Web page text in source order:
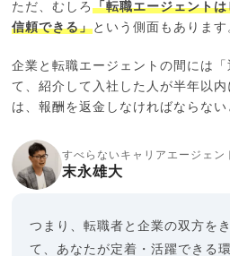
ただ、むしろ「転職エージェント
信頼できる」という側面もあります
企業と転職エージェントの間には
て、紹介して入社した人が半年以
は、報酬を返金しなければならない
すべらないキャリアエージェン
末永雄大
つまり、転職者と企業の双方を
て、あなたが定着・活躍できる